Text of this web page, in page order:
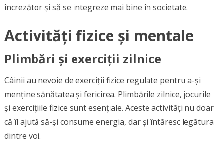
încrezător și să se integreze mai bine în societate.
Activități fizice și mentale
Plimbări și exerciții zilnice
Câinii au nevoie de exerciții fizice regulate pentru a-și
menține sănătatea și fericirea. Plimbările zilnice, jocurile
și exercițiile fizice sunt esențiale. Aceste activități nu doar
că îl ajută să-și consume energia, dar și întăresc legătura
dintre voi.